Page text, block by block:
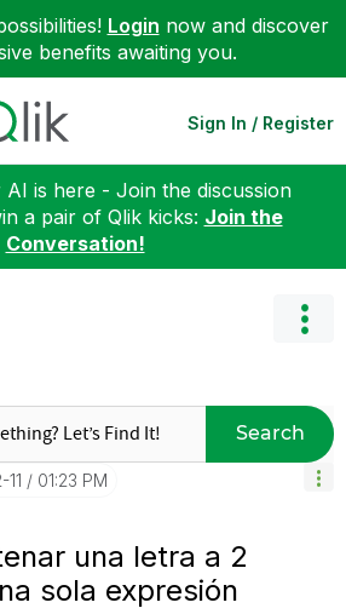
Login now and discover
benefits awaiting you.
Sign In / Register
is here - Join the discussion
a pair of Qlik kicks: Join the
Conversation!
Search
11 01:23 PM
una letra a 2
sola expresión